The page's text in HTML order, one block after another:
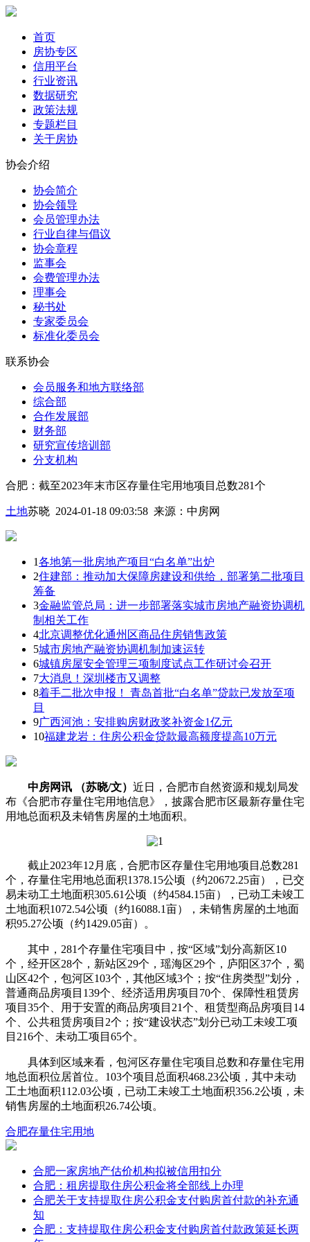
首页
房协专区
信用平台
行业资讯
数据研究
政策法规
专题栏目
关于房协
协会介绍
协会简介
协会领导
会员管理办法
行业自律与倡议
协会章程
监事会
会费管理办法
理事会
秘书处
专家委员会
标准化委员会
联系协会
会员服务和地方联络部
综合部
合作发展部
财务部
研究宣传培训部
分支机构
合肥：截至2023年末市区存量住宅用地项目总数281个
土地苏晓 2024-01-18 09:03:58 来源： 中房网
1各地第一批房地产项目“白名单”出炉
2住建部：推动加大保障房建设和供给，部署第二批项目
筹备
3金融监管总局：进一步部署落实城市房地产融资协调机
制相关工作
4北京调整优化通州区商品住房销售政策
5城市房地产融资协调机制加速运转
6城镇房屋安全管理三项制度试点工作研讨会召开
7大消息！深圳楼市又调整
8着手二批次申报！ 青岛首批“白名单”贷款已发放至项
目
9广西河池：安排购房财政奖补资金1亿元
10福建龙岩：住房公积金贷款最高额度提高10万元
中房网讯 （苏晓/文） 近日，合肥市自然资源和规划局发
布《合肥市存量住宅用地信息》，披露合肥市区最新存量住宅
用地总面积及未销售房屋的土地面积。
截止2023年12月底，合肥市区存量住宅用地项目总数281
个，存量住宅用地总面积1378.15公顷（约20672.25亩），已交
易未动工土地面积305.61公顷（约4584.15亩），已动工未竣工
土地面积1072.54公顷（约16088.1亩），未销售房屋的土地面
积95.27公顷（约1429.05亩）。
其中，281个存量住宅项目中，按“区域”划分高新区10
个，经开区28个，新站区29个，瑶海区29个，庐阳区37个，蜀
山区42个，包河区103个，其他区域3个；按“住房类型”划分，
普通商品房项目139个、经济适用房项目70个、保障性租赁房
项目35个、用于安置的商品房项目21个、租赁型商品房项目14
个、公共租赁房项目2个；按“建设状态”划分已动工未竣工项
目216个、未动工项目65个。
具体到区域来看，包河区存量住宅项目总数和存量住宅用
地总面积位居首位。103个项目总面积468.23公顷，其中未动
工土地面积112.03公顷，已动工未竣工土地面积356.2公顷，未
销售房屋的土地面积26.74公顷。
合肥存量住宅用地
合肥一家房地产估价机构拟被信用扣分
合肥：租房提取住房公积金将全部线上办理
合肥关于支持提取住房公积金支付购房首付款的补充通
知
合肥：支持提取住房公积金支付购房首付款政策延长两